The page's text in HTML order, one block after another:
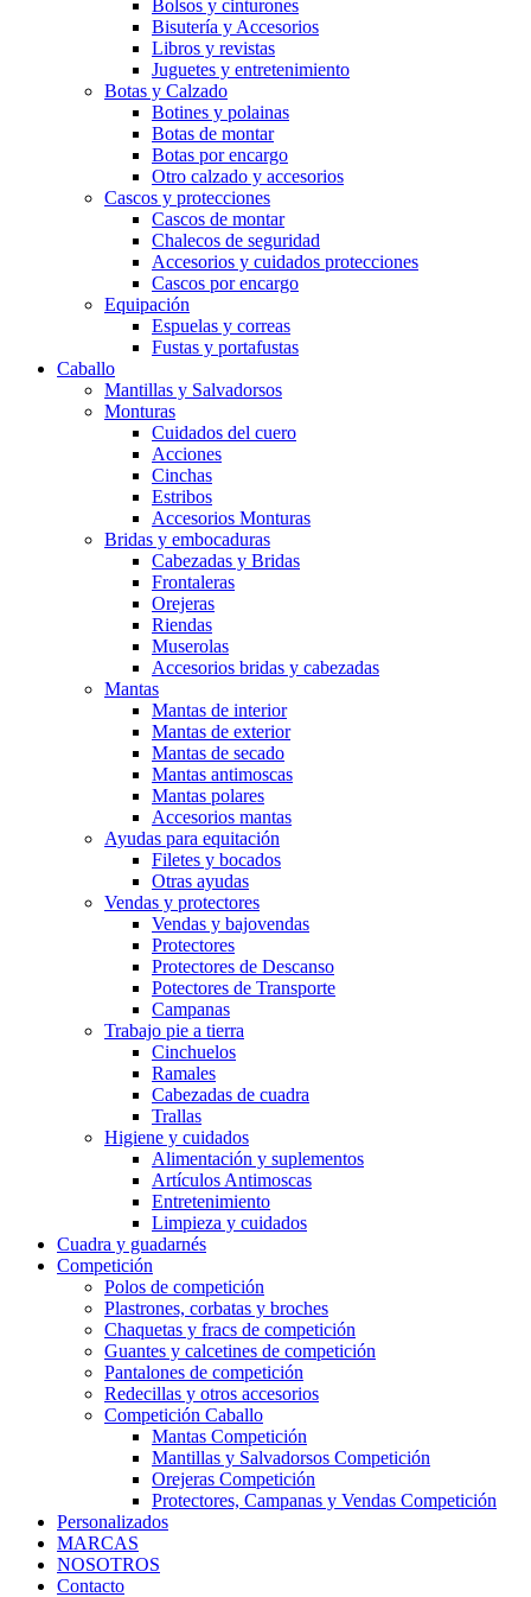
Bolsos y cinturones
Bisutería y Accesorios
Libros y revistas
Juguetes y entretenimiento
Botas y Calzado
Botines y polainas
Botas de montar
Botas por encargo
Otro calzado y accesorios
Cascos y protecciones
Cascos de montar
Chalecos de seguridad
Accesorios y cuidados protecciones
Cascos por encargo
Equipación
Espuelas y correas
Fustas y portafustas
Caballo
Mantillas y Salvadorsos
Monturas
Cuidados del cuero
Acciones
Cinchas
Estribos
Accesorios Monturas
Bridas y embocaduras
Cabezadas y Bridas
Frontaleras
Orejeras
Riendas
Muserolas
Accesorios bridas y cabezadas
Mantas
Mantas de interior
Mantas de exterior
Mantas de secado
Mantas antimoscas
Mantas polares
Accesorios mantas
Ayudas para equitación
Filetes y bocados
Otras ayudas
Vendas y protectores
Vendas y bajovendas
Protectores
Protectores de Descanso
Potectores de Transporte
Campanas
Trabajo pie a tierra
Cinchuelos
Ramales
Cabezadas de cuadra
Trallas
Higiene y cuidados
Alimentación y suplementos
Artículos Antimoscas
Entretenimiento
Limpieza y cuidados
Cuadra y guadarnés
Competición
Polos de competición
Plastrones, corbatas y broches
Chaquetas y fracs de competición
Guantes y calcetines de competición
Pantalones de competición
Redecillas y otros accesorios
Competición Caballo
Mantas Competición
Mantillas y Salvadorsos Competición
Orejeras Competición
Protectores, Campanas y Vendas Competición
Personalizados
MARCAS
NOSOTROS
Contacto